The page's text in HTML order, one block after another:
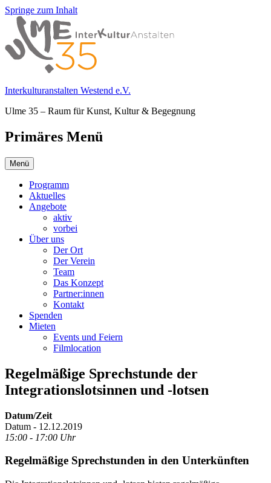
Springe zum Inhalt
Interkulturanstalten Westend e.V.
Ulme 35 – Raum für Kunst, Kultur & Begegnung
Primäres Menü
Menü
Programm
Aktuelles
Angebote
aktiv
vorbei
Über uns
Der Ort
Der Verein
Team
Das Konzept
Partner:innen
Kontakt
Spenden
Mieten
Events und Feiern
Filmlocation
Regelmäßige Sprechstunde der
Integrationslotsinnen und -lotsen
Datum/Zeit
Datum - 12.12.2019
15:00 - 17:00 Uhr
Regelmäßige Sprechstunden in den Unterkünften